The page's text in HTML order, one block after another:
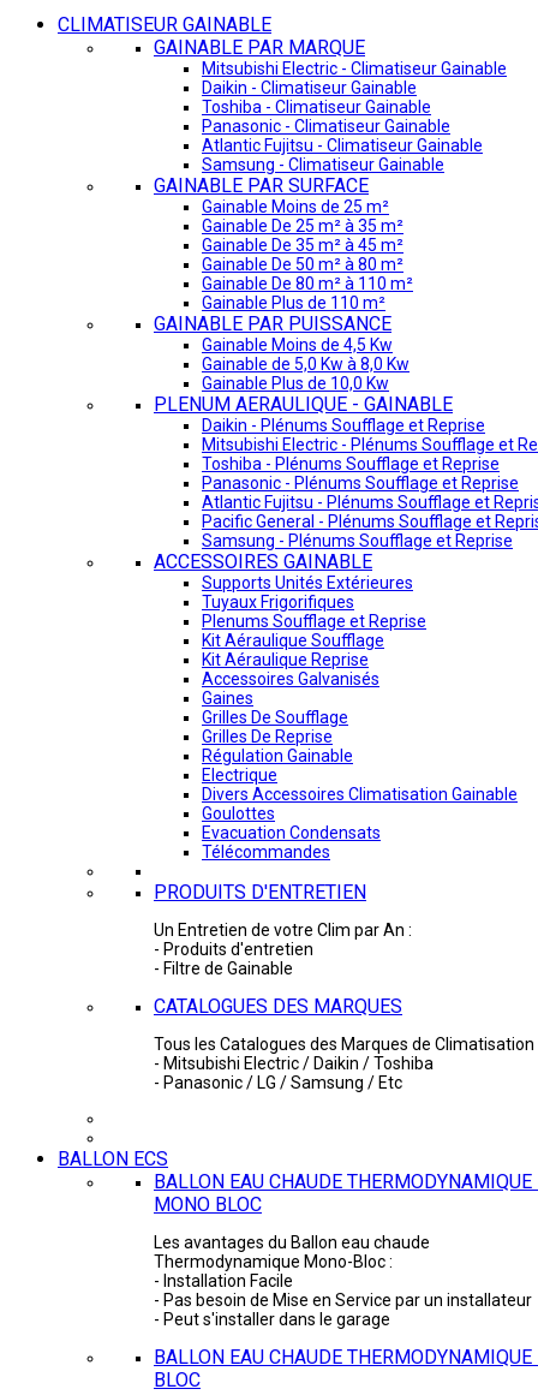
CLIMATISEUR GAINABLE
GAINABLE PAR MARQUE
Mitsubishi Electric - Climatiseur Gainable
Daikin - Climatiseur Gainable
Toshiba - Climatiseur Gainable
Panasonic - Climatiseur Gainable
Atlantic Fujitsu - Climatiseur Gainable
Samsung - Climatiseur Gainable
GAINABLE PAR SURFACE
Gainable Moins de 25 m²
Gainable De 25 m² à 35 m²
Gainable De 35 m² à 45 m²
Gainable De 50 m² à 80 m²
Gainable De 80 m² à 110 m²
Gainable Plus de 110 m²
GAINABLE PAR PUISSANCE
Gainable Moins de 4,5 Kw
Gainable de 5,0 Kw à 8,0 Kw
Gainable Plus de 10,0 Kw
PLENUM AERAULIQUE - GAINABLE
Daikin - Plénums Soufflage et Reprise
Mitsubishi Electric - Plénums Soufflage et
Toshiba - Plénums Soufflage et Reprise
Panasonic - Plénums Soufflage et Reprise
Atlantic Fujitsu - Plénums Soufflage et
Pacific General - Plénums Soufflage et
Samsung - Plénums Soufflage et Reprise
ACCESSOIRES GAINABLE
Supports Unités Extérieures
Tuyaux Frigorifiques
Plenums Soufflage et Reprise
Kit Aéraulique Soufflage
Kit Aéraulique Reprise
Accessoires Galvanisés
Gaines
Grilles De Soufflage
Grilles De Reprise
Régulation Gainable
Electrique
Divers Accessoires Climatisation Gainable
Goulottes
Evacuation Condensats
Télécommandes
PRODUITS D'ENTRETIEN
Un Entretien de votre Clim par An :
- Produits d'entretien
- Filtre de Gainable
CATALOGUES DES MARQUES
Tous les Catalogues des Marques de Climatisation
- Mitsubishi Electric / Daikin / Toshiba
- Panasonic / LG / Samsung / Etc
BALLON ECS
BALLON EAU CHAUDE THERMODYNAMIQUE
MONO BLOC
Les avantages du Ballon eau chaude
Thermodynamique Mono-Bloc :
- Installation Facile
- Pas besoin de Mise en Service par un installateur
- Peut s'installer dans le garage
BALLON EAU CHAUDE
BLOC